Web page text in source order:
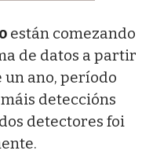
están comezando
de datos a partir
un ano, período
deteccións
detectores foi